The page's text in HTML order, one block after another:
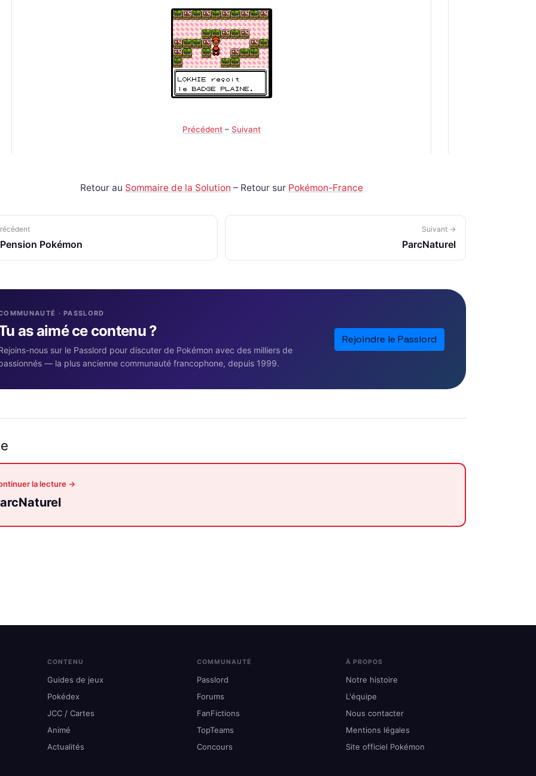
Précédent– Suivant
Retour au Sommaire de la Solution – Retour sur Pokémon-France
Pokémon
Suivant →
ParcNaturel
· PASSLORD
as aimé ce contenu ?
nous sur le Passlord pour discuter de Pokémon avec des milliers de
— la plus ancienne communauté francophone, depuis 1999.
Rejoindre le Passlord
la lecture →
CONTENU
Guides de jeux
Pokédex
JCC / Cartes
Animé
Actualités
COMMUNAUTÉ
Passlord
Forums
FanFictions
TopTeams
Concours
À PROPOS
Notre histoire
L'équipe
Nous contacter
Mentions légales
Site officiel Pokémon